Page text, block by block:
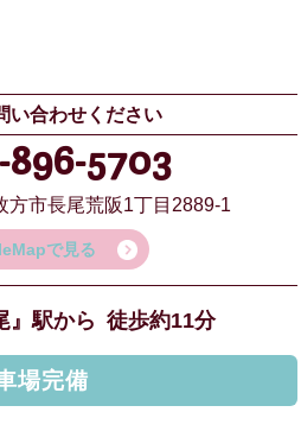
い合わせください
5703
方市長尾荒阪1丁目2889-1
で見る
』駅から 徒歩約11分
場完備